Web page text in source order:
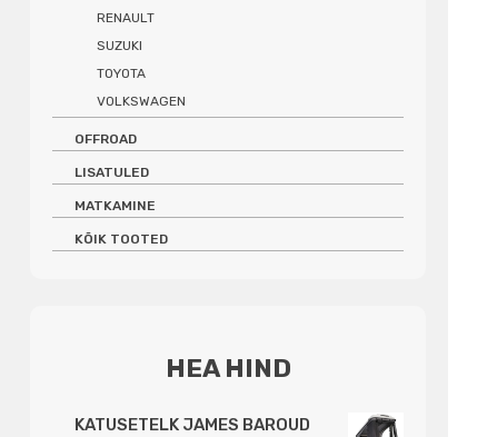
RENAULT
SUZUKI
TOYOTA
VOLKSWAGEN
OFFROAD
LISATULED
MATKAMINE
KÕIK TOOTED
HEA HIND
KATUSETELK JAMES BAROUD